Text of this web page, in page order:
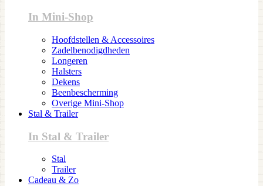
In Mini-Shop
Hoofdstellen & Accessoires
Zadelbenodigdheden
Longeren
Halsters
Dekens
Beenbescherming
Overige Mini-Shop
Stal & Trailer
In Stal & Trailer
Stal
Trailer
Cadeau & Zo